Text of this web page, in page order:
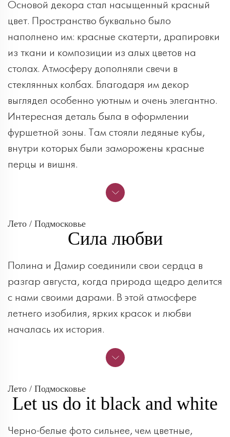
Основой декора стал насыщенный красный
цвет. Пространство буквально было
наполнено им: красные скатерти, драпировки
из ткани и композиции из алых цветов на
столах. Атмосферу дополняли свечи в
стеклянных колбах. Благодаря им декор
выглядел особенно уютным и очень элегантно.
Интересная деталь была в оформлении
фуршетной зоны. Там стояли ледяные кубы,
внутри которых были заморожены красные
перцы и вишня.
Лето / Подмосковье
Сила любви
Полина и Дамир соединили свои сердца в
разгар августа, когда природа щедро делится
с нами своими дарами. В этой атмосфере
летнего изобилия, ярких красок и любви
началась их история.
Лето / Подмосковье
Let us do it black and white
Черно-белые фото сильнее, чем цветные,